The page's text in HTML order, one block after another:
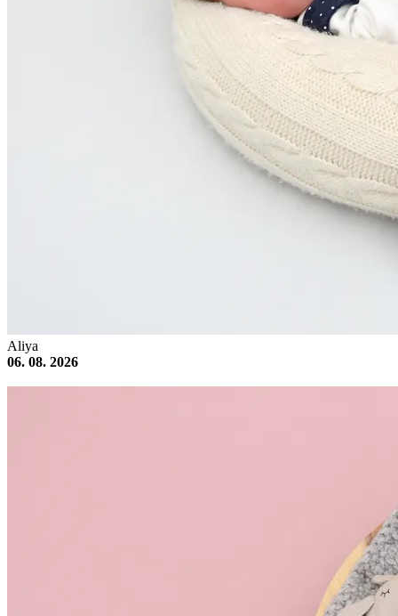
Aliya
06. 08. 2026